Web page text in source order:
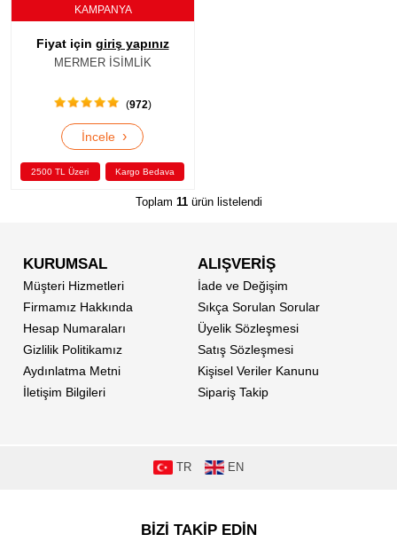
KAMPANYA
Fiyat için giriş yapınız
MERMER İSİMLİK
(972)
İncele ›
2500 TL Üzeri Kargo Bedava
Toplam 11ürün listelendi
KURUMSAL
Müşteri Hizmetleri
Firmamız Hakkında
Hesap Numaraları
Gizlilik Politikamız
Aydınlatma Metni
İletişim Bilgileri
ALIŞVERİŞ
İade ve Değişim
Sıkça Sorulan Sorular
Üyelik Sözleşmesi
Satış Sözleşmesi
Kişisel Veriler Kanunu
Sipariş Takip
TR EN
BİZİ TAKİP EDİN